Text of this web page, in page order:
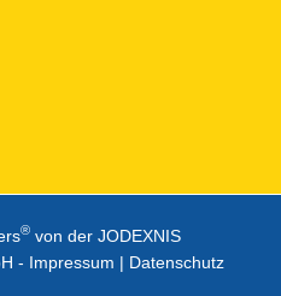
® von der JODEXNIS
- Impressum | Datenschutz